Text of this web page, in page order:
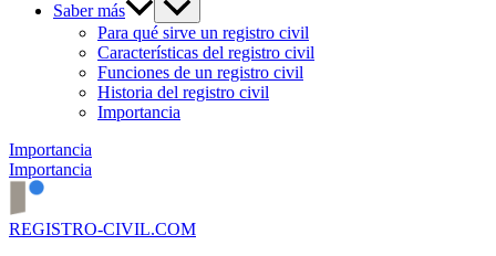
Saber más
Para qué sirve un registro civil
Características del registro civil
Funciones de un registro civil
Historia del registro civil
Importancia
Importancia
Importancia
REGISTRO-CIVIL.COM